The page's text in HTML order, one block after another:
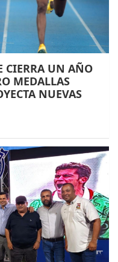
CIERRA UN AÑO
MEDALLAS
NUEVAS